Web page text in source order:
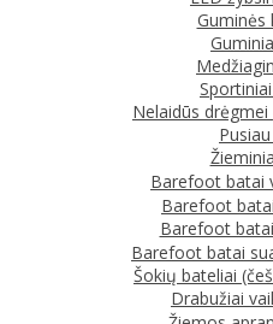
Guminės
Nelaidūs drėgmei
Barefoot batai
Barefoot
Barefoot
Barefoot batai
Šokių bateliai
Drabužiai